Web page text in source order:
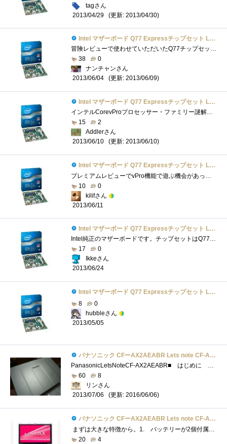
tagさん
2013/04/29
(更新: 2013/04/30)
Intel マザーボード Q77 Expressチップセット LGA1155 BOXDQ77MK 【Micro-ATX】
冒険レビューで使わせていただいたQ77チップセットのIntelDQ77MKです｡M-ATXマザーボードになります｡付属品は､バックパネル､SATAケーブル2本､DVI-D...
38
0
ナンチャンさん
2013/06/04
(更新: 2013/06/09)
Intel マザーボード Q77 Expressチップセット LGA1155 BOXDQ77MK 【Micro-ATX】
インテルCorevProプロセッサー・ファミリー謎解きレビューのレビュー用マザーボードです。意外と大きい箱で到着我が家の検疫隊長のチェックをう...
15
2
Addlerさん
2013/06/10
(更新: 2013/06/10)
Intel マザーボード Q77 Expressチップセット LGA1155 BOXDQ77MK 【Micro-ATX】
プレミアムレビューでvPro機能で遊ぶ機会があったためいろいろと活用できました。電源オフでも遠隔操作できたり、仮想マシンでPCIスロットにア�...
10
0
kilifさん
2013/06/11
Intel マザーボード Q77 Expressチップセット LGA1155 BOXDQ77MK 【Micro-ATX】
Intel純正のマザーボードです。チップセットはQ77。ZでもHでもなく、Q77。IntelのvPro機能に対応したチップセットQ77を搭載しています。vProについては...
17
0
Ikkeさん
2013/06/24
Intel マザーボード Q77 Expressチップセット LGA1155 BOXDQ77MK 【Micro-ATX】
8
0
hubbleさん
2013/05/05
パナソニック CFーAX2AEABR Lets note CF-AX2シリーズ
PanasonicLetsNoteCF-AX2AEABR■ はじめに . 1か月にも及ぶ謎解きの末、私が所属しているチームIが 最優秀冒険チームに選ば...
60
8
リンさん
2013/07/06
(更新: 2016/06/06)
パナソニック CFーAX2AEABR Lets note CF-AX2シリーズ
まずは大きな特徴から。1. バッテリーが2個付属+小容量バッテリーも内蔵2. 360度回転する液晶モニタ3. マルチタッチ対応のタッチパネル4. �...
20
4